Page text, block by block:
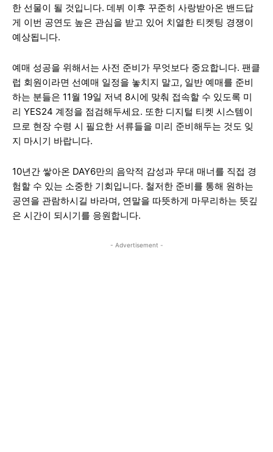
한 선물이 될 것입니다. 데뷔 이후 꾸준히 사랑받아온 밴드답
게 이번 공연도 높은 관심을 받고 있어 치열한 티켓팅 경쟁이
예상됩니다.
예매 성공을 위해서는 사전 준비가 무엇보다 중요합니다. 팬클
럽 회원이라면 선예매 일정을 놓치지 말고, 일반 예매를 준비
하는 분들은 11월 19일 저녁 8시에 맞춰 접속할 수 있도록 미
리 YES24 계정을 점검해두세요. 또한 디지털 티켓 시스템이
므로 현장 수령 시 필요한 서류들을 미리 준비해두는 것도 잊
지 마시기 바랍니다.
10년간 쌓아온 DAY6만의 음악적 감성과 무대 매너를 직접 경
험할 수 있는 소중한 기회입니다. 철저한 준비를 통해 원하는
공연을 관람하시길 바라며, 연말을 따뜻하게 마무리하는 뜻깊
은 시간이 되시기를 응원합니다.
- Advertisement -